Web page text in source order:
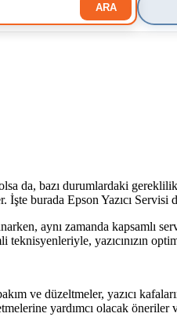
ARA
da, bazı durumlardaki
İşte burada Epson Yazıcı Servisi
aynı zamanda kapsamlı
yazıcınızın
ve düzeltmeler, yazıcı
yardımcı olacak öneriler